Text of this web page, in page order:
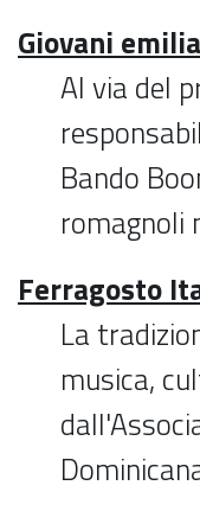
Giovani
Al via del
Bando
romagnoli
Ferragosto
La
musica,